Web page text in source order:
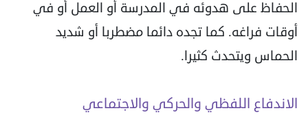
الحفاظ على هدوئه في المدرسة أو العمل أو في
أوقات فراغه. كما تجده دائما مضطربا أو شديد
الحماس ويتحدث كثيرا.
الاندفاع اللفظي والحركي والاجتماعي